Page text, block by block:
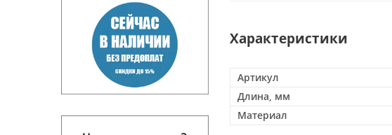
Характеристики
Артикул
Длина, мм
Материал